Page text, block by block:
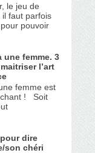
le jeu de
faut parfois
pouvoir
une femme. 3
l’art
femme est
! Soit
dire
son chéri